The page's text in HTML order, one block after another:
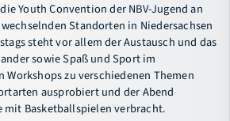
Youth Convention der NBV-Jugend an
Standorten in Niedersachsen
steht vor allem der Austausch und das
sowie Spaß und Sport im
Workshops zu verschiedenen Themen
ausprobiert und der Abend
Basketballspielen verbracht.